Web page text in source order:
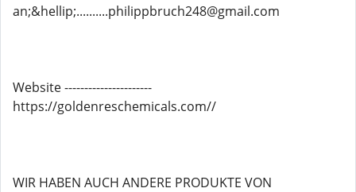
an;&hellip;..........philippbruch248@gmail.com
Website ----------------------
https://goldenreschemicals.com//
WIR HABEN AUCH ANDERE PRODUKTE VON